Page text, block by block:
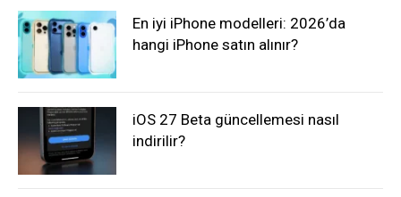
En iyi iPhone modelleri: 2026’da
hangi iPhone satın alınır?
iOS 27 Beta güncellemesi nasıl
indirilir?